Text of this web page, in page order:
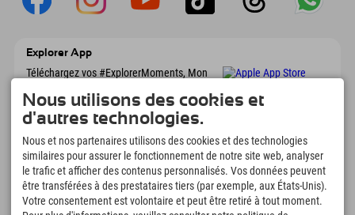
Explorer App
Téléchargez vos #ExplorerMoments, Mon
réservations, liste de choses à faire, aperçu
des restaurants et bien plus encore.
Téléchargez-le maintenant !
L'heure des moments d'exploration
166
Lacs de montagne et
4.634km
Pistes de ski et de
Nous utilisons des cookies et
d'autres technologies.
Nous et nos partenaires utilisons des cookies et des technologies
similaires pour assurer le fonctionnement de notre site web, analyser
le trafic et afficher des contenus personnalisés. Vos données peuvent
être transférées à des prestataires tiers (par exemple, aux États-Unis).
Votre consentement est volontaire et peut être retiré à tout moment.